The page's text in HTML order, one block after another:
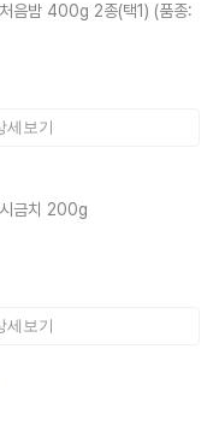
음밤 400g 2종(택1) (품종:
세보기
금치 200g
세보기